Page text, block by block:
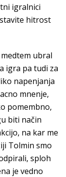
igralnici
hitrost
ubral
igra pa tudi za
napenjanja
mnenje,
pomembno,
biti način
na kar me
Tolmin smo
sploh
je vedno